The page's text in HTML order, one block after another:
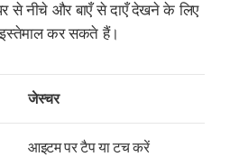
से नीचे और बाएँ से दाएँ देखने के लिए
कर सकते हैं।
जेस्चर
आइटम पर टैप या टच करें